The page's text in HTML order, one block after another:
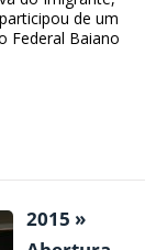
de um
Federal Baiano
2015 »